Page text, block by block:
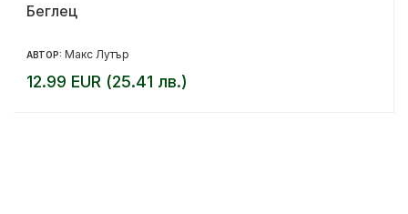
Беглец
АВТОР: Макс Лутър
12.99 EUR (25.41 лв.)